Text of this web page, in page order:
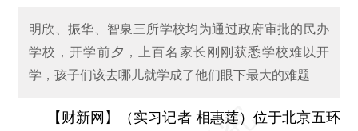
明欣、振华、智泉三所学校均为通过政府审批的民办
学校，开学前夕，上百名家长刚刚获悉学校难以开
学，孩子们该去哪儿就学成了他们眼下最大的难题
【财新网】（实习记者 相惠莲）位于北京五环